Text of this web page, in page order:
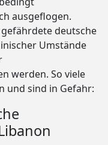
ausgeflogen.
deutsche
Umstände
werden. So viele
und sind in Gefahr: